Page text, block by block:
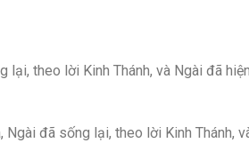
theo lời Kinh Thánh, và Ngài đã
đã sống lại, theo lời Kinh Thánh,